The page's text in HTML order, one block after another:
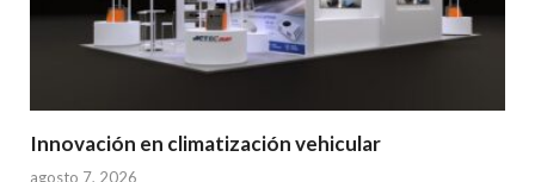
Innovación en climatización vehicular
agosto 7, 2026